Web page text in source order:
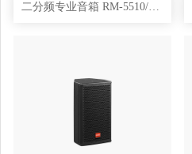
二分频专业音箱 RM-5510/5512/5515